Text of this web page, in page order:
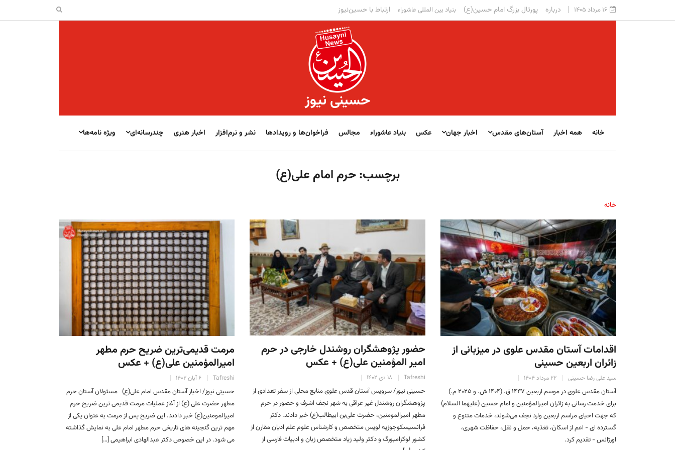
۱۶ مرداد ۱۴۰۵ درباره پورتال بزرگ امام حسین(ع) بنیاد بین المللی عاشوراء ارتباط با حسین‌نیوز
حسینی نیوز
خانه همه اخبار آستان‌های مقدس اخبار جهان عکس بنیاد عاشوراء مجالس فراخوان‌‏‏‏ها و رویدادها نشر و نرم‌افزار اخبار هنری چندرسانه‌ای ویژه نامه‌ها
برچسب:حرم امام علی(ع)
خانه
اقدامات آستان مقدس علوی در میزبانی از
زائران اربعین حسینی
سید علی رضا حسینی ۲۲ مرداد ۱۴۰۴
آستان مقدس علوی در موسم اربعین ۱۴۴۷ ق. (۱۴۰۴ ش. و ۲۰۲۵ م.)
برای خدمت رسانی به زائران امیرالمؤمنین و امام حسین (علیهما السلام)
که جهت احیای مراسم اربعین وارد نجف می‌شوند، خدمات متنوع و
گسترده ای - اعم از اسکانَ، تغذیه، حمل و نقل، حفاظت شهری،
اورژانس - تقدیم کرد.
حضور پژوهشگران روشندل خارجی در حرم
امیر المؤمنین علی(ع) + عکس
Tafreshi ۱۸ دی ۱۴۰۲
حسینی نیوز/ سرویس آستان قدس علوی منابع محلی از سفر تعدادی از
پژوهشگران روشندل غیر عراقی به شهر نجف اشرف و حضور در حرم
مطهر امیرالمومنین، حضرت علی‌بن ابیطالب(ع) خبر دادند. دکتر
فرانسیسکوجوزیه لویس متخصص و کارشناس علوم علم ادیان مقارن از
کشور لوکزامبورگ و دکتر ولید زیاد متخصص زبان و ادبیات فارسی از
مرمت قدیمی‌ترین ضریح حرم مطهر
امیرالمؤمنین علی(ع) + عکس
Tafreshi ۶ آبان ۱۴۰۲
حسینی نیوز/ اخبار آستان مقدس امام علی(ع) مسئولان آستان حرم
مطهر حضرت علی (ع) از آغاز عملیات مرمت قدیمی ترین ضریح حرم
امیرالمومنین(ع) خبر دادند. این ضریح پس از مرمت به عنوان یکی از
مهم ترین گنجینه های تاریخی حرم مطهر امام علی به نمایش گذاشته
می شود. در این خصوص دکتر عبدالهادی ابراهیمی […]